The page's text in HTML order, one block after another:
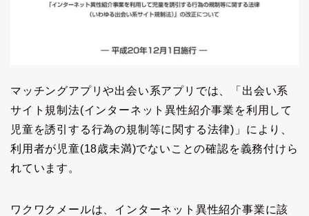
マッチングアプリや出会い系アプリでは、「出会い系
サイト規制法(インターネット異性紹介事業を利用して
児童を誘引する行為の規制等に関する法律)」により、
利用者が児童(18歳未満)でないことの確認を義務付けら
れています。
ワクワクメールは、インターネット異性紹介事業に該